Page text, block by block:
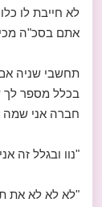
לא חייבת לו
אתם בסכ"ה מכירים 3 ימים באמת שירי דיי
תחשבי שניה
בכלל מספר לך
חברה אני שמה
"נוו ובגלל זה
"לא לא לא את